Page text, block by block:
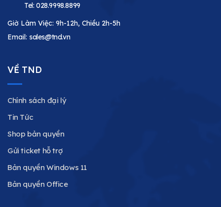
Tel: 028.9998.8899
Giờ Làm Việc: 9h-12h, Chiều 2h-5h
Email: sales@tnd.vn
VỀ TND
Chính sách đại lý
Tin Tức
Shop bản quyền
Gửi ticket hỗ trợ
Bản quyền Windows 11
Bản quyền Office